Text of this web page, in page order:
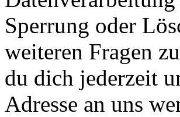
Sperrung oder
weiteren Fragen
du dich jederzeit
Adresse an uns